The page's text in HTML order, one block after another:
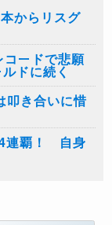
からリスグ
コードで悲願
ドに続く
叩き合いに惜
4連覇！ 自身